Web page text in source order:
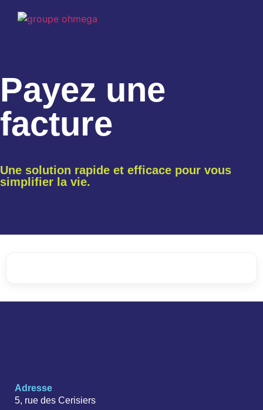
Payez une
facture
Une solution rapide et efficace pour vous
simplifier la vie.
Adresse
5, rue des Cerisiers